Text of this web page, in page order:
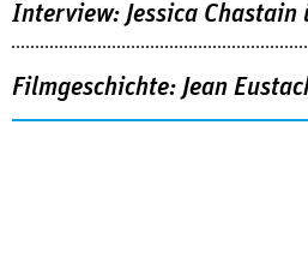
Interview: Jessica Chastain
Filmgeschichte: Jean